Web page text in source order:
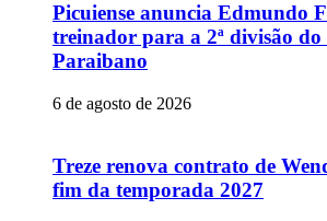
Picuiense anuncia Edmundo
treinador para a 2ª divisão do
Paraibano
6 de agosto de 2026
Treze renova contrato de
fim da temporada 2027